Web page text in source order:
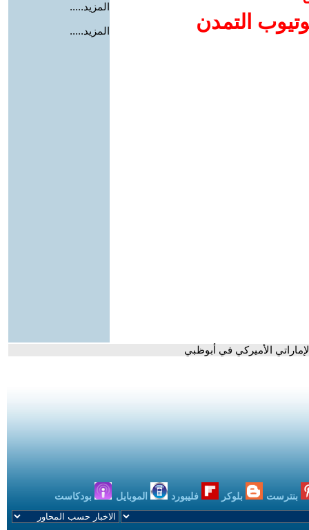
التمدن
المزيد.....
المزيد.....
الأميركي في أبوظبي
بنترست بلوكر فليبورد الموبايل بودكاست